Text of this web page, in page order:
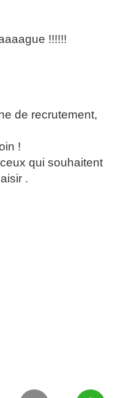
!!!!!!
de recrutement,
!
qui souhaitent
.